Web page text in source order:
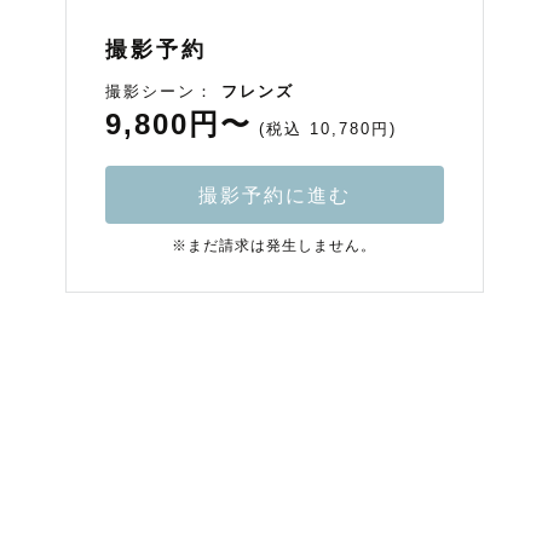
撮影予約
撮影シーン： フレンズ
9,800円〜 (税込 10,780円)
撮影予約に進む
※まだ請求は発生しません。